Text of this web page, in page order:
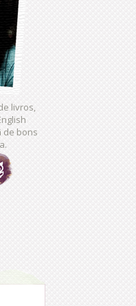
livros,
de bons